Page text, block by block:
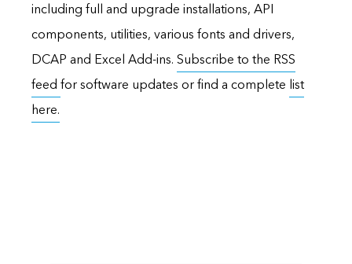
including full and upgrade installations, API
components, utilities, various fonts and drivers,
DCAP and Excel Add-ins. Subscribe to the RSS
feed for software updates or find a complete list
here.